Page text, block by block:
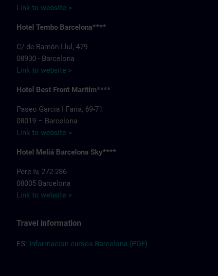
Link to website >
Hotel Tembo Barcelona****
C/ de Ramón Llul, 479
08930 - Barcelona
Link to website >
Hotel Best Front Maritim****
Paseo Garcia I Faria, 69-71
08019 – Barcelona
Link to website >
Hotel Meliá Barcelona Sky****
Pere Iv, 272-286
08005 Barcelona
Link to website >
Travel information
ES: Informacion cursos Barcelona (PDF)